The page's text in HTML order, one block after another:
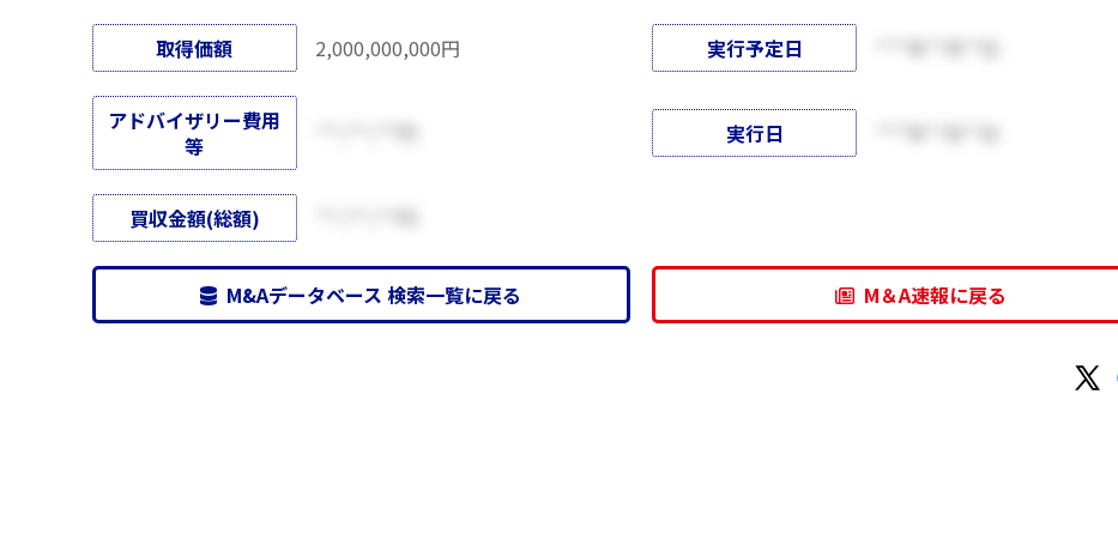
取得価額 2,000,000,000円 実行予定日
アドバイザリー費用
等
実行日
買収金額(総額)
M&Aデータベース 検索一覧に戻る M＆A速報に戻る